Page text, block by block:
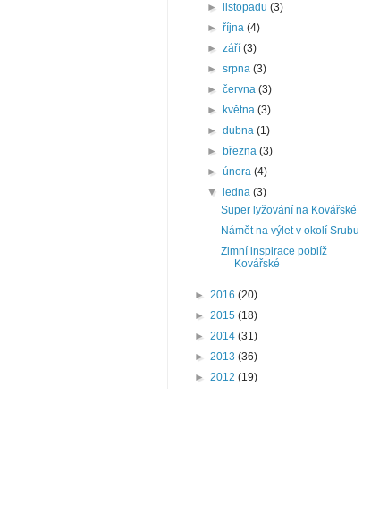
►
listopadu(3)
►října(4)
►září(3)
►srpna(3)
►června(3)
►
května(3)
►dubna(1)
► března(3)
►února(4)
▼
ledna(3)
Super lyžování na Kovářské
Námět na výlet v okolí Srubu
Zimní inspirace poblíž
Kovářské
► 2016 (20)
► 2015 (18)
► 2014 (31)
► 2013 (36)
► 2012 (19)